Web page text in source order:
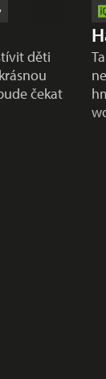
děti
čekat